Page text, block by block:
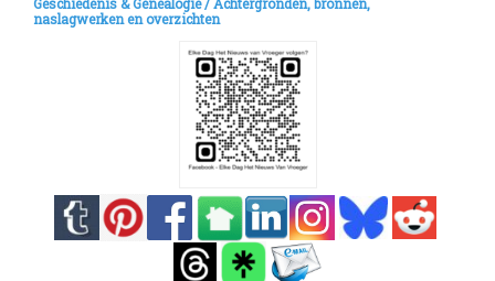
naslagwerken en overzichten